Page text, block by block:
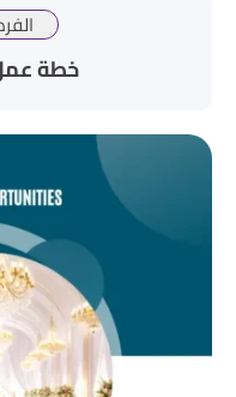
خطة